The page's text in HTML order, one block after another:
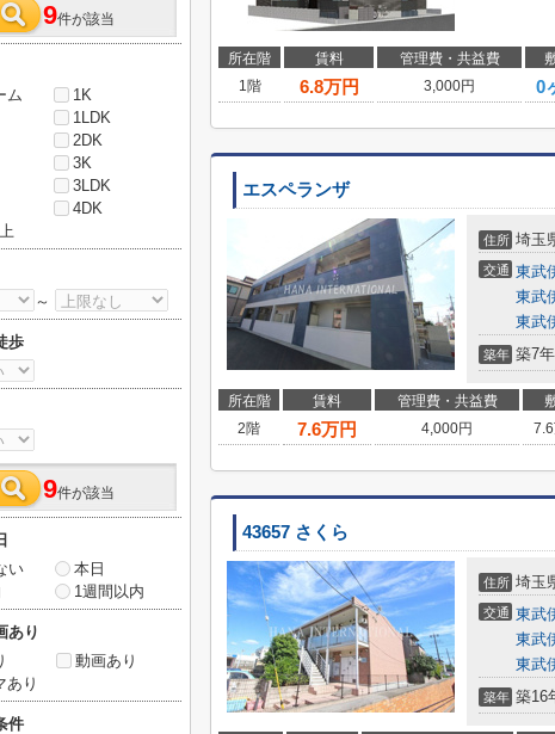
所在階 賃料 管理費・共益費
1階
6.8万円 3,000円 0
エスペランザ
住所 埼玉
交通 東武
東武
東武
築年 築7年
所在階 賃料 管理費・共益費
2階
7.6万円 4,000円
43657 さくら
住所 埼玉
交通 東武
東武
東武
築年 築16
9件が該当
ム
1K
1LDK
2DK
3K
3LDK
4DK
～
歩
9件が該当
い
本日
1週間以内
あり
動画あり
あり
件